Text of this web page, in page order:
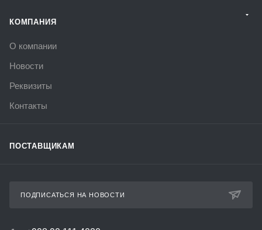
КОМПАНИЯ
О компании
Новости
Реквизиты
Контакты
ПОСТАВЩИКАМ
ПОДПИСАТЬСЯ НА НОВОСТИ